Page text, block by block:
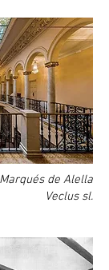
de Alella
Veclus sl.